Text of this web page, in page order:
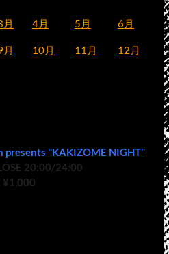
月 4月 5月 6月
月 10月 11月 12月
presents "KAKIZOME NIGHT"
20:00/24:00
¥1,000